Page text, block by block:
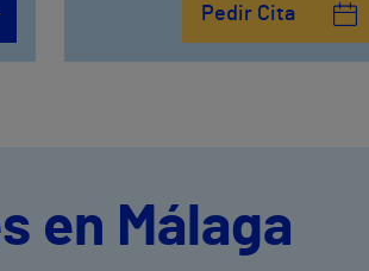
Pedir Cita
en Málaga